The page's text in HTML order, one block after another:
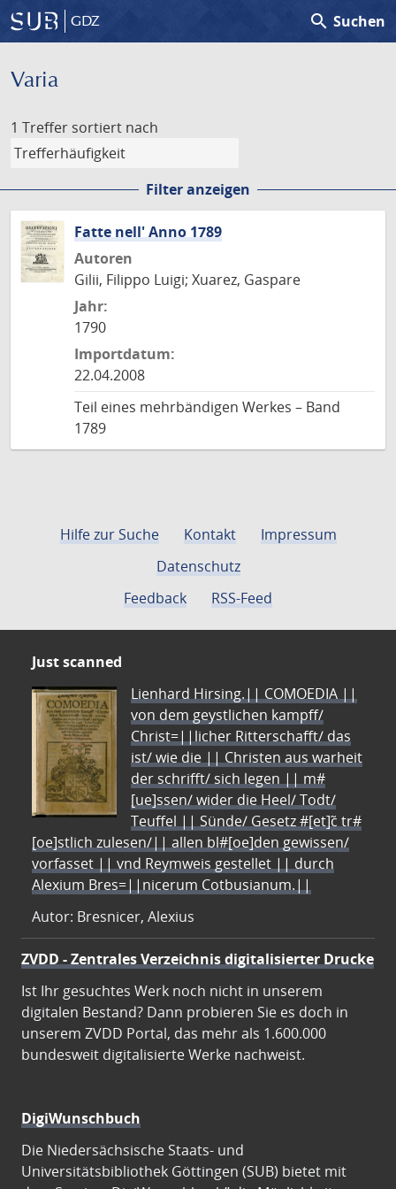
GDZ search Suchen
Varia
1 Treffer sortiert nach
Filter anzeigen
Fatte nell' Anno 1789
Autoren
Gilii, Filippo Luigi; Xuarez, Gaspare
Jahr:
1790
Importdatum:
22.04.2008
Teil eines mehrbändigen Werkes – Band
1789
Hilfe zur Suche Kontakt
Impressum
Datenschutz
Feedback
RSS-Feed
Just scanned
Lienhard Hirsing.|| COMOEDIA ||
von dem geystlichen kampff/
Christ=||licher Ritterschafft/ das
ist/ wie die || Christen aus warheit
der schrifft/ sich legen || m#
[ue]ssen/ wider die Heel/ Todt/
Teuffel || Sünde/ Gesetz #[et]c̃ tr#
[oe]stlich zulesen/|| allen bl#[oe]den gewissen/
vorfasset || vnd Reymweis gestellet || durch
Alexium Bres=||nicerum Cotbusianum.||
Autor: Bresnicer, Alexius
ZVDD - Zentrales Verzeichnis digitalisierter Drucke
Ist Ihr gesuchtes Werk noch nicht in unserem
digitalen Bestand? Dann probieren Sie es doch in
unserem ZVDD Portal, das mehr als 1.600.000
bundesweit digitalisierte Werke nachweist.
DigiWunschbuch
Die Niedersächsische Staats- und
Universitätsbibliothek Göttingen (SUB) bietet mit